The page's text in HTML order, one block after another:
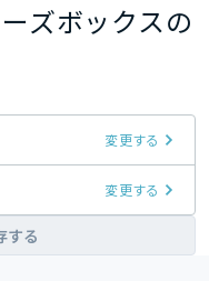
ズボックスの
変更する
変更する
する